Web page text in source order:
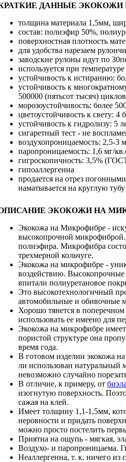
ДАННЫЕ ЭКОКОЖИ
толщина материала 1,5мм,
состав: полиэфир 50%,
поверхностная плотность
для удобства нарезаем
заводские рулоны идут по
используется при
устойчивость к истиранию:
устойчивость к
500000 (пятьсот тысяч)
морозоустойчивость: более
цветоустойчивость к свету:
устойчивость к гидролизу: 5
сигаретный тест - не
воздухопроницаемость: 2,5-
паропроницаемость: 1,6 мг/
гигроскопичность: 3,5%
гипоаллергенна
продается на отрез
наматывается на круглую
ЭКОКОЖИ НА
Экокожа на Микрофибре -
высокопрочной
полиэфира. Микрофибра
трехмерной кольчуге.
Экокожа на микрофибре -
воздействию. Высокопрочные
впитали полиуретановое
Это высокотехнологичный
автомобильные и обивочные
Хорошо тянется в
использовать ее имеено для
Экокожа на микрофибре имеет
пористой структуре она
время года.
В готовом изделии экокожа
ли использован натуральный
невозможно случайно
В отличие, к примеру, от
изогнутую поверхность.
сажая на клей.
Имеет толщину 1,1-1,5мм,
неровности и придать
можно просто постелить
Приятна на ощупь - мягкая,
Воздухо- и паропроницаема.
Неаллергенна, т. к. ничего из